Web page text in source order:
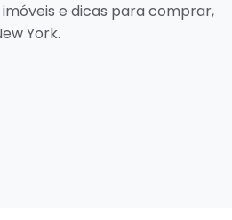
e dicas para comprar,
York.